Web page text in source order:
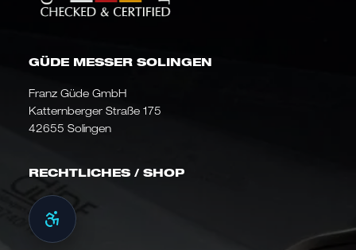
GÜDE MESSER SOLINGEN
Franz Güde GmbH
Katternberger Straße 175
42655 Solingen
RECHTLICHES / SHOP